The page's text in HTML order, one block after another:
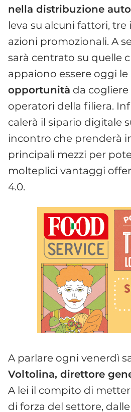
nella distribuzione
leva su alcuni fattori, tre
azioni promozionali. A
sarà centrato su quelle
appaiono essere oggi le
opportunità da
operatori della filiera.
calerà il sipario digitale
incontro che prenderà
principali mezzi per
molteplici vantaggi
4.0.
A parlare ogni venerdì
Voltolina, direttore
A lei il compito di
di forza del settore,